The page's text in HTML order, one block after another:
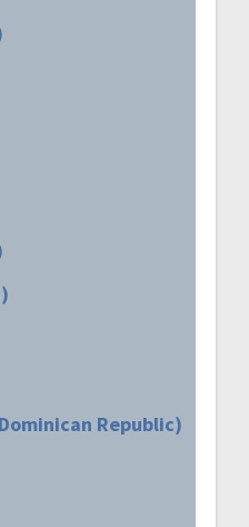
Republic)